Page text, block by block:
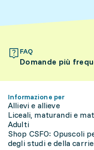
FAQ
Domande più
Informazione per
Allievi e allieve
Liceali, maturandi e
Adulti
Shop CSFO: Opuscoli
degli studi e della